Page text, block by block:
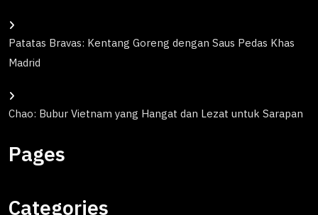
Patatas Bravas: Kentang Goreng dengan Saus Pedas Khas
Madrid
Chao: Bubur Vietnam yang Hangat dan Lezat untuk Sarapan
Pages
Categories